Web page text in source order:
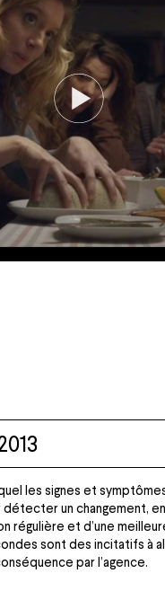
les signes et
détecter un changement,
régulière et d’une
sont des incitatifs à
par l’agence.